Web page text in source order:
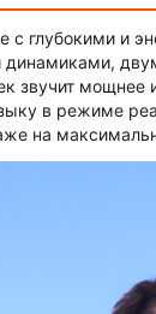
глубокими и
звучит мощнее
в режиме
на